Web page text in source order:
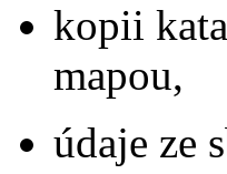
kopii
mapou,
údaje ze